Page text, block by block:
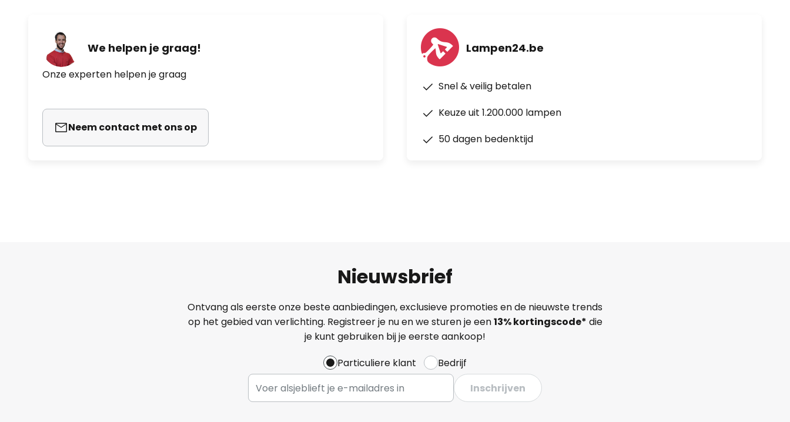
We helpen je graag!
Onze experten helpen je graag
Neem contact met ons op
Lampen24.be
Snel & veilig betalen
Keuze uit 1.200.000 lampen
50 dagen bedenktijd
Nieuwsbrief
Ontvang als eerste onze beste aanbiedingen, exclusieve promoties en de nieuwste trends
op het gebied van verlichting. Registreer je nu en we sturen je een13%kortingscode* die
je kunt gebruiken bij je eerste aankoop!
Particuliere klant
Bedrijf
Inschrijven